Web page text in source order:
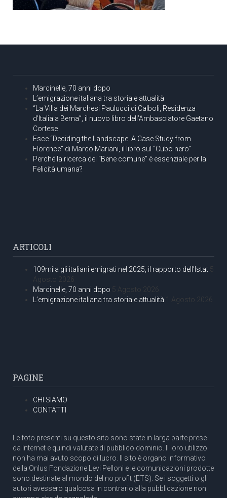
Marcinelle, 70 anni dopo
L’emigrazione italiana tra storia e attualità
“La Villa dei Marchesi Paulucci di Calboli, Residenza
d’Italia a Berna”, il nuovo libro dell’Ambasciatore Gaetano
Cortese
Esce “Deciding the Landscape. A Case Study from
Florence” di Marco Mariani, il libro sul “Cubo nero”
Perché la ricerca del “Bene comune” è essenziale per la
Felicità umana?
ARTICOLI
109mila gli italiani emigrati nel 2025, il rapporto dell’Istat 5
Agosto 2026
Marcinelle, 70 anni dopo 5 Agosto 2026
L’emigrazione italiana tra storia e attualità 1 Agosto 2026
PAGINE
CHI SIAMO
CONTATTI
Le foto presenti su questo sito sono state in larga parte prese
da Internet e quindi valutate di pubblico dominio. Il loro utilizzo
non ha mai avuto scopo di lucro. Il sito è organo informativo
della Onlus Fondazione Levi Pelloni e le comunicazioni prodotte
sono destinate al mondo del no profit (ETS). Se i soggetti o gli
autori avessero qualcosa in contrario alla pubblicazione non